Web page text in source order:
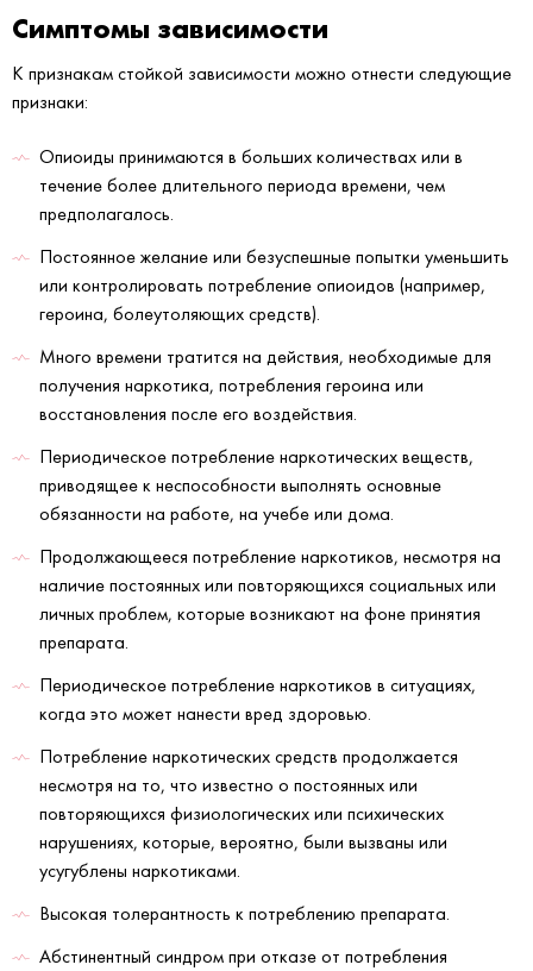
Симптомы зависимости
К признакам стойкой зависимости можно отнести следующие
признаки:
Опиоиды принимаются в больших количествах или в
течение более длительного периода времени, чем
предполагалось.
Постоянное желание или безуспешные попытки уменьшить
или контролировать потребление опиоидов (например,
героина, болеутоляющих средств).
Много времени тратится на действия, необходимые для
получения наркотика, потребления героина или
восстановления после его воздействия.
Периодическое потребление наркотических веществ,
приводящее к неспособности выполнять основные
обязанности на работе, на учебе или дома.
Продолжающееся потребление наркотиков, несмотря на
наличие постоянных или повторяющихся социальных или
личных проблем, которые возникают на фоне принятия
препарата.
Периодическое потребление наркотиков в ситуациях,
когда это может нанести вред здоровью.
Потребление наркотических средств продолжается
несмотря на то, что известно о постоянных или
повторяющихся физиологических или психических
нарушениях, которые, вероятно, были вызваны или
усугублены наркотиками.
Высокая толерантность к потреблению препарата.
Абстинентный синдром при отказе от потребления